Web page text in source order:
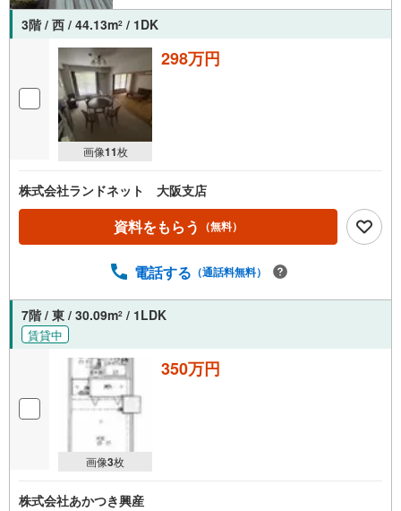
3階 / 西 / 44.13m2 / 1DK
画像11枚
298万円
株式会社ランドネット 大阪支店
資料をもらう （無料）
電話する （通話料無料）
7階 / 東 / 30.09m2 / 1LDK
賃貸中
画像3枚
350万円
株式会社あかつき興産